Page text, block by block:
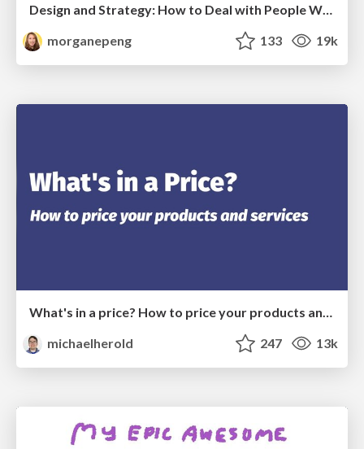
Design and Strategy: How to Deal with People Who Don’t "Get" Design
morganepeng
133 19k
What's in a price? How to price your products and services
michaelherold
247 13k